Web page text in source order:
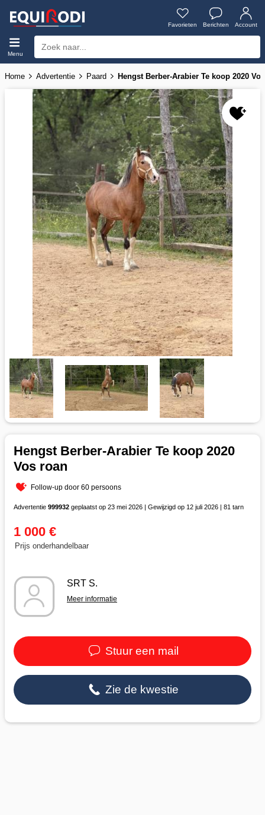
Favorieten Berichten Account
Menu
Home Advertentie Paard Hengst Berber-Arabier Te koop 2020
Hengst Berber-Arabier Te koop 2020
Vos roan
Follow-up door 60 persoons
Advertentie 999932 geplaatst op 23 mei 2026 | Gewijzigd op 12 juli 2026 | 81 tarn
1 000 €
Prijs onderhandelbaar
SRT S.
Meer informatie
Stuur een mail
Zie de kwestie